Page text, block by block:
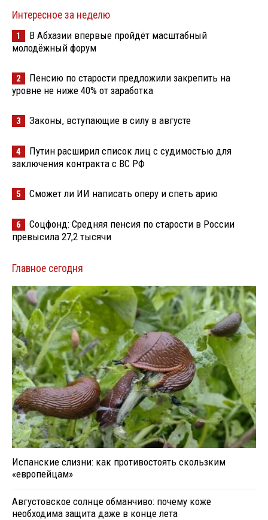
Интересное за неделю
1
В Абхазии впервые пройдёт масштабный
молодёжный форум
2
Пенсию по старости предложили закрепить на
уровне не ниже 40% от заработка
3 Законы, вступающие в силу в августе
4
Путин расширил список лиц с судимостью для
заключения контракта с ВС РФ
5 Сможет ли ИИ написать оперу и спеть арию
6
Соцфонд: Средняя пенсия по старости в России
превысила 27,2 тысячи
Главное сегодня
Испанские слизни: как противостоять скользким
«европейцам»
Августовское солнце обманчиво: почему коже
необходима защита даже в конце лета